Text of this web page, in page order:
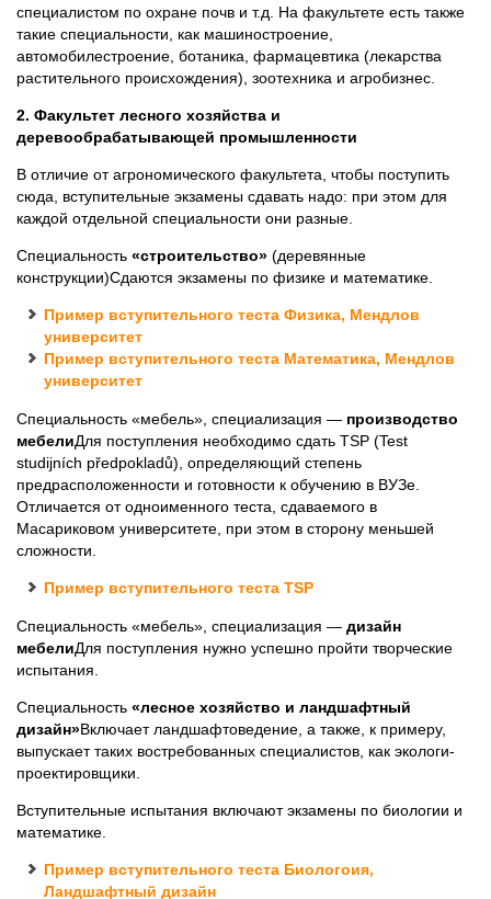
специалистом по охране почв и т.д. На факультете есть также
такие специальности, как машиностроение,
автомобилестроение, ботаника, фармацевтика (лекарства
растительного происхождения), зоотехника и агробизнес.
2. Факультет лесного хозяйства и
деревообрабатывающей промышленности
В отличие от агрономического факультета, чтобы поступить
сюда, вступительные экзамены сдавать надо: при этом для
каждой отдельной специальности они разные.
Специальность «строительство» (деревянные
конструкции)Сдаются экзамены по физике и математике.
Пример вступительного теста Физика, Мендлов
университет
Пример вступительного теста Математика, Мендлов
университет
Специальность «мебель», специализация — производство
мебелиДля поступления необходимо сдать TSP (Test
studijních předpokladů), определяющий степень
предрасположенности и готовности к обучению в ВУЗе.
Отличается от одноименного теста, сдаваемого в
Масариковом университете, при этом в сторону меньшей
сложности.
Пример вступительного теста TSP
Специальность «мебель», специализация — дизайн
мебелиДля поступления нужно успешно пройти творческие
испытания.
Специальность «лесное хозяйство и ландшафтный
дизайн»Включает ландшафтоведение, а также, к примеру,
выпускает таких востребованных специалистов, как экологи-
проектировщики.
Вступительные испытания включают экзамены по биологии и
математике.
Пример вступительного теста Биологоия,
Ландшафтный дизайн